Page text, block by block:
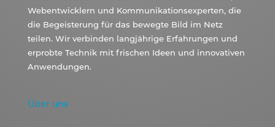
Webentwicklern und Kommunikationsexperten, die
die Begeisterung für das bewegte Bild im Netz
teilen. Wir verbinden langjährige Erfahrungen und
erprobte Technik mit frischen Ideen und innovativen
Anwendungen.
Über uns